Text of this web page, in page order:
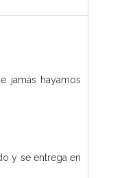
jamás hayamos
y se entrega en